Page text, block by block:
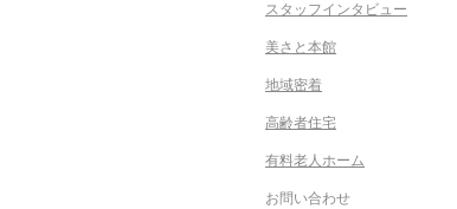
スタッフインタビュー
​美さと本館
地域密着
高齢者住宅
有料老人ホーム
お問い合わせ